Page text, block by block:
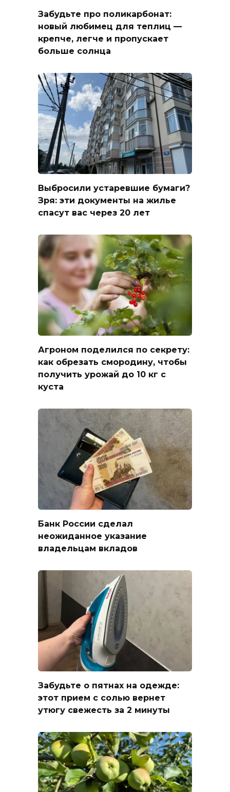
Забудьте про поликарбонат:
новый любимец для теплиц —
крепче, легче и пропускает
больше солнца
Выбросили устаревшие бумаги?
Зря: эти документы на жилье
спасут вас через 20 лет
Агроном поделился по секрету:
как обрезать смородину, чтобы
получить урожай до 10 кг с
куста
Банк России сделал
неожиданное указание
владельцам вкладов
Забудьте о пятнах на одежде:
этот прием с солью вернет
утюгу свежесть за 2 минуты